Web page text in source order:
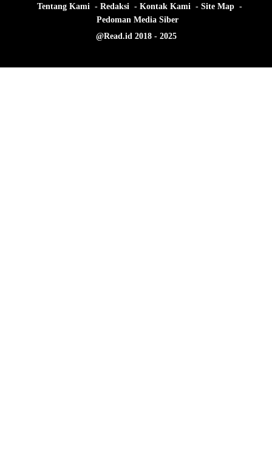
Tentang Kami Redaksi Kontak Kami
Site Map
Pedoman Media Siber
@Read.id 2018 - 2025